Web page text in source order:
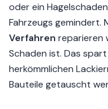
oder ein
Fahrzeugs gemindert.
Verfahren reparieren
Schaden ist. Das
herkömmlichen
Bauteile getauscht